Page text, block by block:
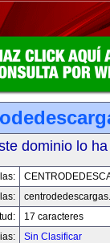
dominio lo
17 caracteres
Sin Clasificar